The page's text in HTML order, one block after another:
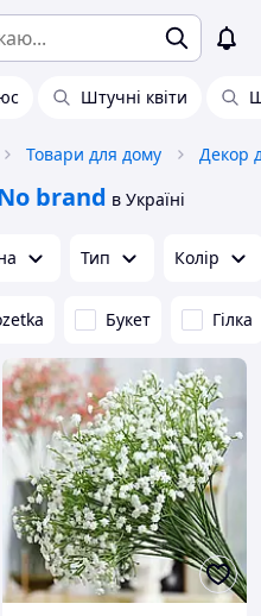
Штучні квіти
Товари для дому Декор
brand в Україні
Тип Колір
Букет Гілка